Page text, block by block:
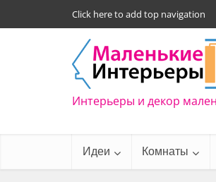
Click here to add top navigation
Интерьеры и декор
Идеи Комнаты